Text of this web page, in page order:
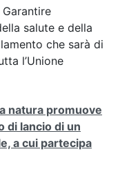
Garantire
salute e della
che sarà di
l’Unione
natura promuove
di lancio di un
a cui partecipa